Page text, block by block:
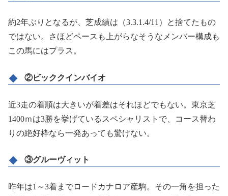
約2年ぶりとなるが、芝成績は（3.3.1.4/11）と捨てたもの
ではない。さほどペースも上がらなそうなメンバー構成も
この馬にはプラス。
②ビッククインバイオ
近3走の着順は大きいが着差はそれほどでもない。東京芝
1400ｍは3勝を挙げているスペシャリストで、コース替わ
りの絶好枠なら一発あっても驚けない。
③グルーヴィット
昨年は1～3着までロードカナロア産駒。その一角を担った